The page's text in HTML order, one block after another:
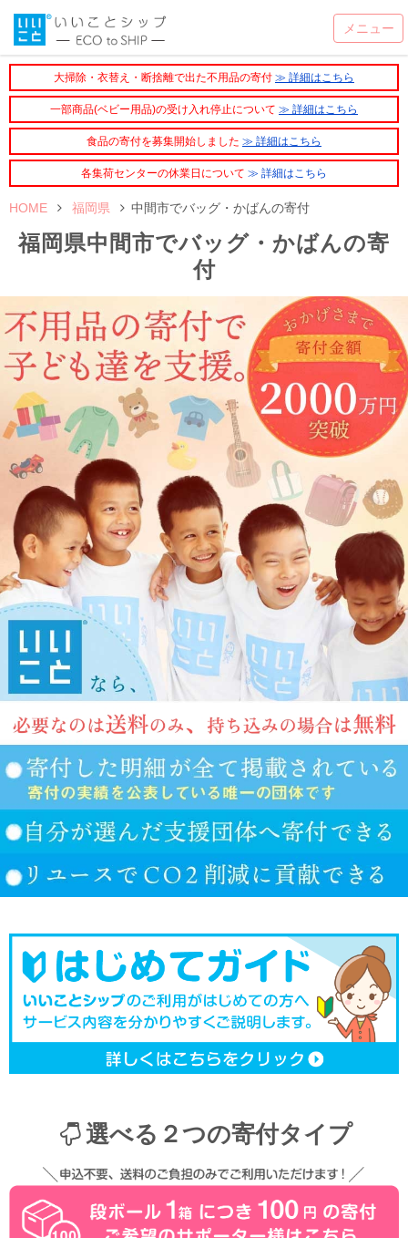
大掃除・衣替え・断捨離で出た不用品の寄付 ≫ 詳細はこちら
一部商品(ベビー用品)の受け入れ停止について ≫ 詳細はこちら
食品の寄付を募集開始しました ≫ 詳細はこちら
各集荷センターの休業日について ≫ 詳細はこちら
HOME 福岡県 中間市でバッグ・かばんの寄付
福岡県中間市でバッグ・かばんの寄
付
選べる２つの寄付タイプ